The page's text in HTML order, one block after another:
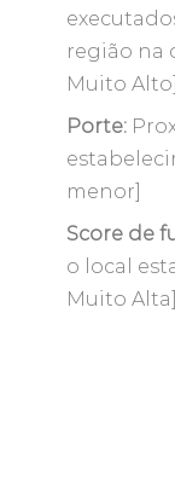
região na
Muito Alto]
Porte:
menor]
Score de
o local
Muito Alta]